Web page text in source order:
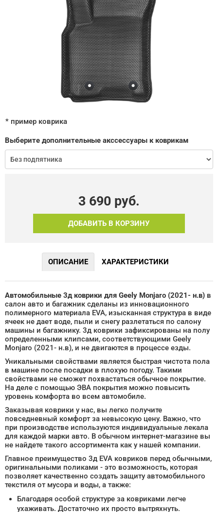
* пример коврика
Выберите дополнительные акссессуары к коврикам
3 690 руб.
ДОБАВИТЬ В КОРЗИНУ
ОПИСАНИЕ ХАРАКТЕРИСТИКИ
Автомобильные 3д коврики для Geely Monjaro (2021- н.в) в
салон авто и багажник сделаны из инновационного
полимерного материала EVA, изысканная структура в виде
ячеек не дает воде, пыли и снегу разлетаться по салону
машины и багажнику. 3д коврики зафиксированы на полу
определенными клипсами, соответствующими Geely
Monjaro (2021- н.в), и не двигаются в процессе езды.
Уникальными свойствами является быстрая чистота пола
в машине после посадки в плохую погоду. Такими
свойствами не сможет похвастаться обычное покрытие.
На деле с помощью ЭВА покрытия можно повысить
уровень комфорта во всем автомобиле.
Заказывая коврики у нас, вы легко получите
повседневный комфорт за невысокую цену. Важно, что
при производстве используются индивидуальные лекала
для каждой марки авто. В обычном интернет-магазине вы
не найдете такого ассортимента как у нашей компании.
Главное преимущество 3д EVA ковриков перед обычными,
оригинальными поликами - это возможность, которая
позволяет качественно создать защиту автомобильного
текстиля от мусора и воды, а также:
Благодаря особой структуре за ковриками легче
ухаживать. Достаточно их просто вытряхнуть.